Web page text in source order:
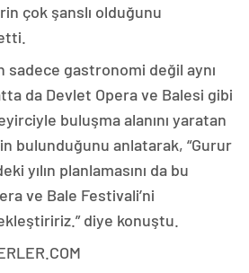
çok şanslı olduğunu
sadece gastronomi değil aynı
da Devlet Opera ve Balesi gibi
buluşma alanını yaratan
bulunduğunu anlatarak, “Gurur
yılın planlamasını da bu
ve Bale Festivali’ni
diye konuştu.